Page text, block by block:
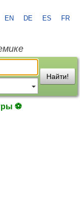
EN DE ES FR
Найти!
⚽